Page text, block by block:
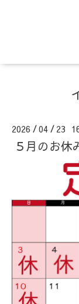
2026 /04 / 23
５月のお休